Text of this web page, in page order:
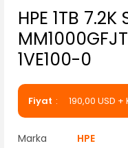
HPE 1TB
1VE100-0
Fiyat 190,00 USD +
Marka HPE